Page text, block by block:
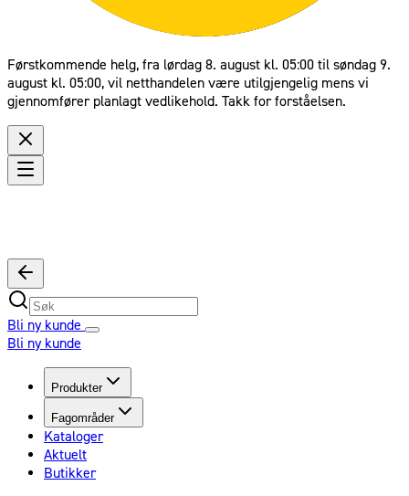
Førstkommende helg, fra lørdag 8. august kl. 05:00 til søndag 9.
august kl. 05:00, vil netthandelen være utilgjengelig mens vi
gjennomfører planlagt vedlikehold. Takk for forståelsen.
Bli ny kunde
Bli ny kunde
Produkter
Fagområder
Kataloger
Aktuelt
Butikker